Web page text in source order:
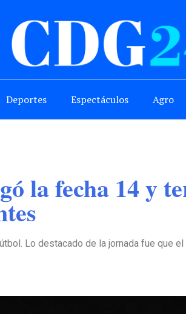
Deportes Espectáculos Agro
la fecha 14 y
Lo destacado de la jornada fue que